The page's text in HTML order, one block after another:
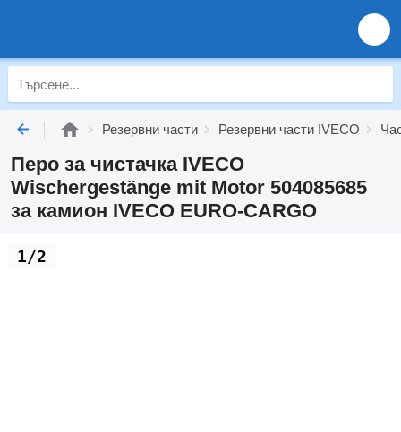
Резервни части Резервни части IVECO
Перо за чистачка IVECO
Wischergestänge mit Motor 504085685
за камион IVECO EURO-CARGO
1/2